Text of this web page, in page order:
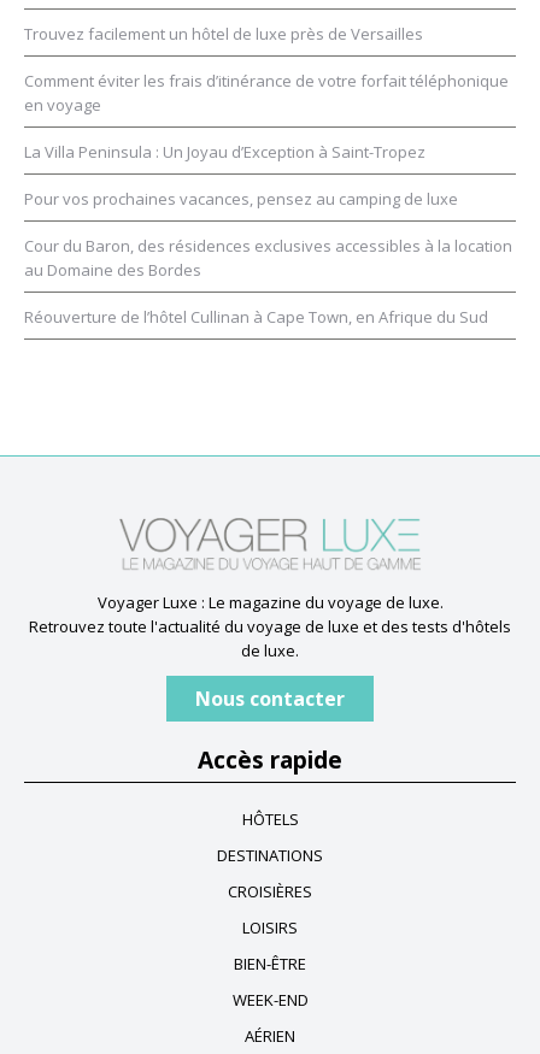
Trouvez facilement un hôtel de luxe près de Versailles
Comment éviter les frais d’itinérance de votre forfait téléphonique
en voyage
La Villa Peninsula : Un Joyau d’Exception à Saint-Tropez
Pour vos prochaines vacances, pensez au camping de luxe
Cour du Baron, des résidences exclusives accessibles à la location
au Domaine des Bordes
Réouverture de l’hôtel Cullinan à Cape Town, en Afrique du Sud
Voyager Luxe : Le magazine du voyage de luxe.
Retrouvez toute l'actualité du voyage de luxe et des tests d'hôtels
de luxe.
Nous contacter
Accès rapide
HÔTELS
DESTINATIONS
CROISIÈRES
LOISIRS
BIEN-ÊTRE
WEEK-END
AÉRIEN